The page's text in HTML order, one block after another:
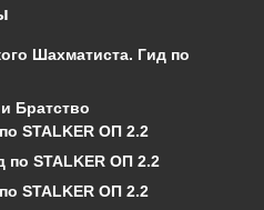
Шахматиста. Гид по
Братство
STALKER ОП 2.2
STALKER ОП 2.2
STALKER ОП 2.2